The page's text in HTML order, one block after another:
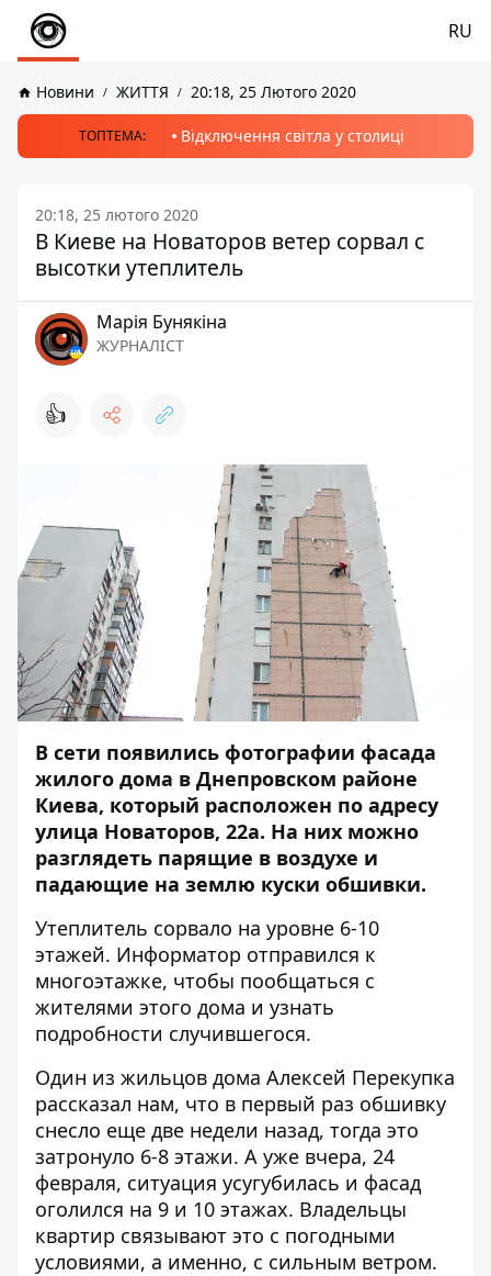
RU
Новини ЖИТТЯ 20:18, 25 Лютого 2020
ТОПТЕМА: Відключення світла у столиці
20:18, 25 лютого 2020
В Киеве на Новаторов ветер сорвал с
высотки утеплитель
Марія Бунякіна
ЖУРНАЛІСТ
👍
В сети появились фотографии фасада
жилого дома в Днепровском районе
Киева, который расположен по адресу
улица Новаторов, 22а. На них можно
разглядеть парящие в воздухе и
падающие на землю куски обшивки.
Утеплитель сорвало на уровне 6-10
этажей. Информатор отправился к
многоэтажке, чтобы пообщаться с
жителями этого дома и узнать
подробности случившегося.
Один из жильцов дома Алексей Перекупка
рассказал нам, что в первый раз обшивку
снесло еще две недели назад, тогда это
затронуло 6-8 этажи. А уже вчера, 24
февраля, ситуация усугубилась и фасад
оголился на 9 и 10 этажах. Владельцы
квартир связывают это с погодными
условиями, а именно, с сильным ветром.